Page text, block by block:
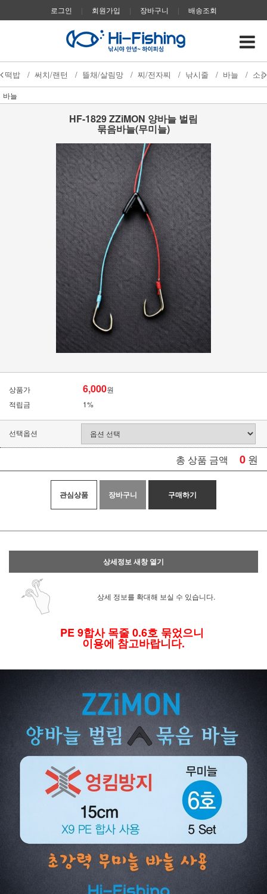
로그인 | 회원가입 | 장바구니 | 배송조회
떡밥 / 써치/랜턴 / 뜰채/살림망 / 찌/전자찌 / 낚시줄 / 바늘 / 소
바늘
HF-1829 ZZiMON 양바늘 벌림
묶음바늘(무미늘)
상품가 6,000원
적립금
1%
선택옵션
총 상품 금액 0 원
관심상품 장바구니 구매하기
상세정보 새창 열기
상세 정보를 확대해 보실 수 있습니다.
PE 9합사 목줄 0.6호 묶었으니
이용에 참고바랍니다.